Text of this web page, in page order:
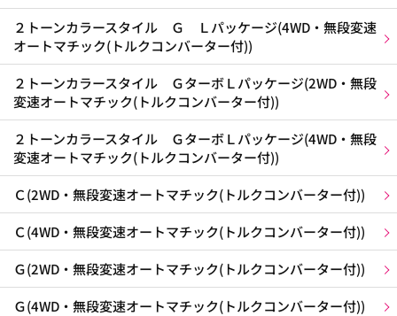
２トーンカラースタイル Ｇ Ｌパッケージ(4WD・無段変速
オートマチック(トルクコンバーター付))
２トーンカラースタイル ＧターボＬパッケージ(2WD・無段
変速オートマチック(トルクコンバーター付))
２トーンカラースタイル ＧターボＬパッケージ(4WD・無段
変速オートマチック(トルクコンバーター付))
Ｃ(2WD・無段変速オートマチック(トルクコンバーター付))
Ｃ(4WD・無段変速オートマチック(トルクコンバーター付))
Ｇ(2WD・無段変速オートマチック(トルクコンバーター付))
Ｇ(4WD・無段変速オートマチック(トルクコンバーター付))